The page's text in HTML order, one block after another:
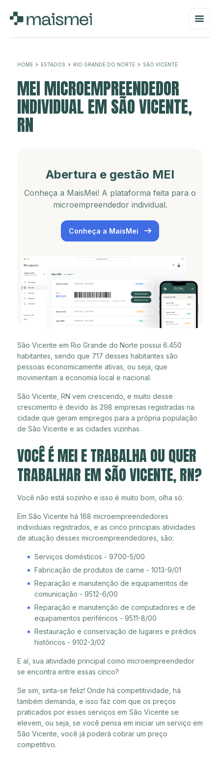
HOME ESTADOS RIO GRANDE DO NORTE SÃO VICENTE
MEI MICROEMPREENDEDOR
INDIVIDUAL EM SÃO VICENTE,
RN
Abertura e gestão MEI
Conheça a MaisMei! A plataforma feita para o
microempreendedor individual.
Conheça a MaisMei
São Vicente em Rio Grande do Norte possui 6.450
habitantes, sendo que 717 desses habitantes são
pessoas economicamente ativas, ou seja, que
movimentam a economia local e nacional.
São Vicente, RN vem crescendo, e muito desse
crescimento é devido às 298 empresas registradas na
cidade que geram empregos para a própria população
de São Vicente e as cidades vizinhas.
VOCÊ É MEI E TRABALHA OU QUER
TRABALHAR EM SÃO VICENTE, RN?
Você não está sozinho e isso é muito bom, olha só:
Em São Vicente há 168 microempreendedores
individuais registrados, e as cinco principais atividades
de atuação desses microempreendedores, são:
Serviços domésticos - 9700-5/00
Fabricação de produtos de carne - 1013-9/01
Reparação e manutenção de equipamentos de
comunicação - 9512-6/00
Reparação e manutenção de computadores e de
equipamentos periféricos - 9511-8/00
Restauração e conservação de lugares e prédios
históricos - 9102-3/02
E aí, sua atividade principal como microempreendedor
se encontra entre essas cinco?
Se sim, sinta-se feliz! Onde há competitividade, há
também demanda, e isso faz com que os preços
praticados por esses serviços em São Vicente se
elevem, ou seja, se você pensa em iniciar um serviço em
São Vicente, você já poderá cobrar um preço
competitivo.